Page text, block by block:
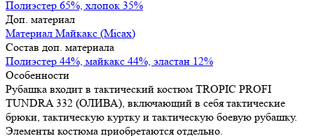
Полиэстер 65%, хлопок 35%
Доп. материал
Материал Майкакс (Micax)
Состав доп. материала
Полиэстер 44%, майкакс 44%, эластан 12%
Особенности
Рубашка входит в тактический костюм TROPIC PROFI
TUNDRA 332 (ОЛИВА), включающий в себя тактические
брюки, тактическую куртку и тактическую боевую рубашку.
Элементы костюма приобретаются отдельно.